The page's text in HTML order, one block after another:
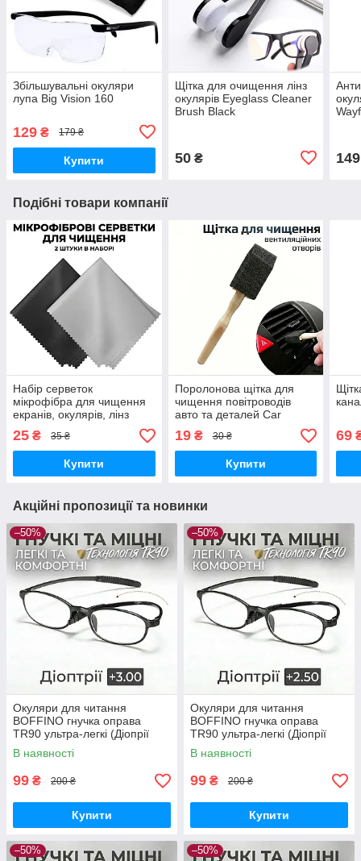
Збільшувальні окуляри
лупа Big Vision 160
129 ₴ 179 ₴
Купити
Щітка для очищення лінз
окулярів Eyeglass Cleaner
Brush Black
50₴ 149
Подібні товари компанії
Набір серветок
мікрофібра для чищення
екранів, окулярів, лінз
Microfiber Cleaning Cloth 2
шт, 14.5x14.5 см
25 ₴ 35 ₴
Купити
Поролонова щітка для
чищення повітроводів
авто та деталей Car
Detailing Tool
19₴ 30 ₴
Купити
69
Акційні пропозиції та новинки
–50%
Окуляри для читання
BOFFINO гнучка оправа
TR90 ультра-легкі (Діопрії
+3.00)
В наявності
99 ₴ 200 ₴
Купити
–50%
Окуляри для читання
BOFFINO гнучка оправа
TR90 ультра-легкі (Діопрії
+2.50)
В наявності
99 ₴ 200 ₴
Купити
–50% –50%